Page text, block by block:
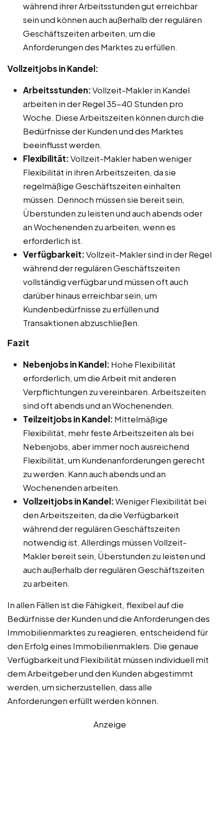
während ihrer Arbeitsstunden gut erreichbar
sein und können auch außerhalb der regulären
Geschäftszeiten arbeiten, um die
Anforderungen des Marktes zu erfüllen.
Vollzeitjobs in Kandel:
Arbeitsstunden:Vollzeit-Makler in Kandel
arbeiten in der Regel 35-40 Stunden pro
Woche. Diese Arbeitszeiten können durch die
Bedürfnisse der Kunden und des Marktes
beeinflusst werden.
Flexibilität:Vollzeit-Makler haben weniger
Flexibilität in ihren Arbeitszeiten, da sie
regelmäßige Geschäftszeiten einhalten
müssen. Dennoch müssen sie bereit sein,
Überstunden zu leisten und auch abends oder
an Wochenenden zu arbeiten, wenn es
erforderlich ist.
Verfügbarkeit:Vollzeit-Makler sind in der Regel
während der regulären Geschäftszeiten
vollständig verfügbar und müssen oft auch
darüber hinaus erreichbar sein, um
Kundenbedürfnisse zu erfüllen und
Transaktionen abzuschließen.
Fazit
Nebenjobs in Kandel: Hohe Flexibilität
erforderlich, um die Arbeit mit anderen
Verpflichtungen zu vereinbaren. Arbeitszeiten
sind oft abends und an Wochenenden.
Teilzeitjobs in Kandel: Mittelmäßige
Flexibilität, mehr feste Arbeitszeiten als bei
Nebenjobs, aber immer noch ausreichend
Flexibilität, um Kundenanforderungen gerecht
zu werden. Kann auch abends und an
Wochenenden arbeiten.
Vollzeitjobs in Kandel:Weniger Flexibilität bei
den Arbeitszeiten, da die Verfügbarkeit
während der regulären Geschäftszeiten
notwendig ist. Allerdings müssen Vollzeit-
Makler bereit sein, Überstunden zu leisten und
auch außerhalb der regulären Geschäftszeiten
zu arbeiten.
In allen Fällen ist die Fähigkeit, flexibel auf die
Bedürfnisse der Kunden und die Anforderungen des
Immobilienmarktes zu reagieren, entscheidend für
den Erfolg eines Immobilienmaklers. Die genaue
Verfügbarkeit und Flexibilität müssen individuell mit
dem Arbeitgeber und den Kunden abgestimmt
werden, um sicherzustellen, dass alle
Anforderungen erfüllt werden können.
Anzeige